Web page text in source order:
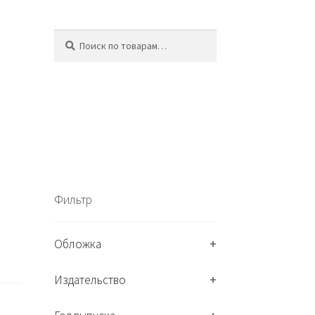
Фильтр
Обложка +
Издательство +